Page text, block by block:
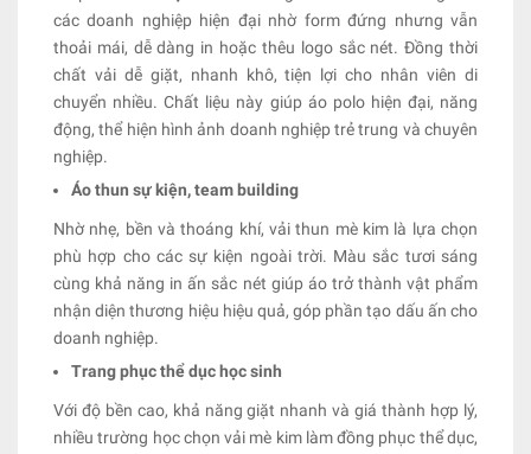
các doanh nghiệp hiện đại nhờ form đứng nhưng vẫn
thoải mái, dễ dàng in hoặc thêu logo sắc nét. Đồng thời
chất vải dễ giặt, nhanh khô, tiện lợi cho nhân viên di
chuyển nhiều. Chất liệu này giúp áo polo hiện đại, năng
động, thể hiện hình ảnh doanh nghiệp trẻ trung và chuyên
nghiệp.
Áo thun sự kiện, team building
Nhờ nhẹ, bền và thoáng khí, vải thun mè kim là lựa chọn
phù hợp cho các sự kiện ngoài trời. Màu sắc tươi sáng
cùng khả năng in ấn sắc nét giúp áo trở thành vật phẩm
nhận diện thương hiệu hiệu quả, góp phần tạo dấu ấn cho
doanh nghiệp.
Trang phục thể dục học sinh
Với độ bền cao, khả năng giặt nhanh và giá thành hợp lý,
nhiều trường học chọn vải mè kim làm đồng phục thể dục,